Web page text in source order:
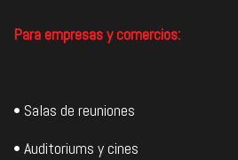
Para empresas y comercios:
• Salas de reuniones
• Auditoriums y cines